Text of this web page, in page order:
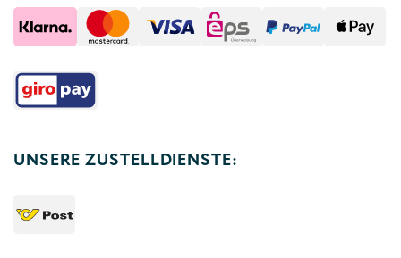
UNSERE ZUSTELLDIENSTE: